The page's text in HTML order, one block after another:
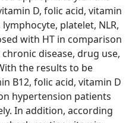
D, folic acid, vitamin
platelet, NLR,
with HT in comparison
disease, drug use,
the results to be
B12, folic acid, vitamin D
hypertension patients
In addition, according